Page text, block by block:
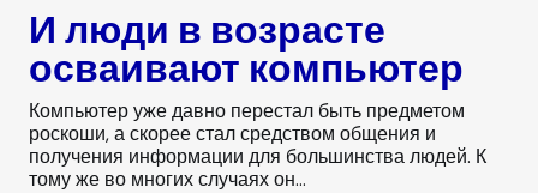
И люди в возрасте
осваивают компьютер
Компьютер уже давно перестал быть предметом
роскоши, а скорее стал средством общения и
получения информации для большинства людей. К
тому же во многих случаях он…